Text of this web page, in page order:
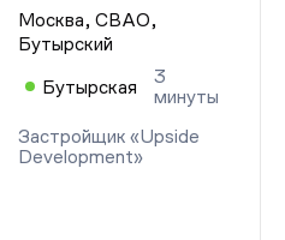
Москва, СВАО,
Бутырский
Бутырская
3
минуты
Застройщик «Upside
Development»